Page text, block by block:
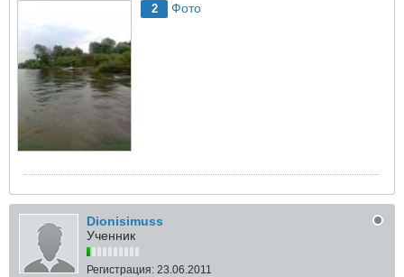
2 Фото
Dionisimuss
Ученник
Регистрация: 23.06.2011